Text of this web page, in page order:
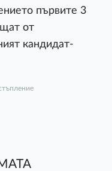
първите 3
от
кандидат-